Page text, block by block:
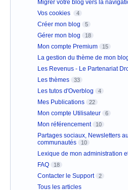
Migrer votre blog vers la
Vos cookies 4
Créer mon blog 5
Gérer mon blog 18
Mon compte Premium 15
La gestion du thème de mon
Les Revenus - Le Partenariat
Les thèmes 33
Les tutos d'Overblog 4
Mes Publications 22
Mon compte Utilisateur 6
Mon référencement 10
Partages sociaux, Newsletters
communautés
10
Lexique de mon administration
FAQ 18
Contacter le Support 2
Tous les articles